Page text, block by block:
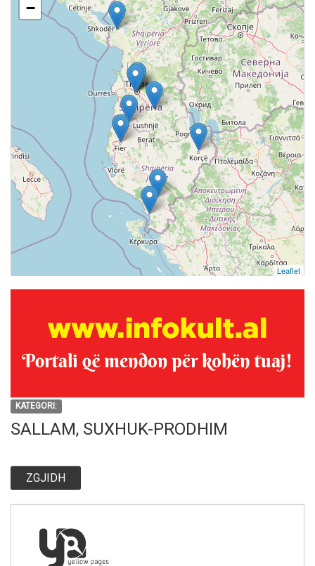
KATEGORI:
SALLAM, SUXHUK-PRODHIM
ZGJIDH
−
Leaflet